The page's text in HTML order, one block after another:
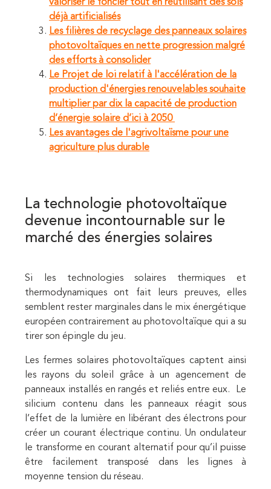
valoriser le foncier tout en réutilisant des sols
déjà artificialisés
Les filières de recyclage des panneaux solaires
photovoltaïques en nette progression malgré
des efforts à consolider
Le Projet de loi relatif à l'accélération de la
production d'énergies renouvelables souhaite
multiplier par dix la capacité de production
d’énergie solaire d’ici à 2050
Les avantages de l'agrivoltaïsme pour une
agriculture plus durable
La technologie photovoltaïque
devenue incontournable sur le
marché des énergies solaires
Si les technologies solaires thermiques et
thermodynamiques ont fait leurs preuves, elles
semblent rester marginales dans le mix énergétique
européen contrairement au photovoltaïque qui a su
tirer son épingle du jeu.
Les fermes solaires photovoltaïques captent ainsi
les rayons du soleil grâce à un agencement de
panneaux installés en rangés et reliés entre eux. Le
silicium contenu dans les panneaux réagit sous
l’effet de la lumière en libérant des électrons pour
créer un courant électrique continu. Un ondulateur
le transforme en courant alternatif pour qu’il puisse
être facilement transposé dans les lignes à
moyenne tension du réseau.